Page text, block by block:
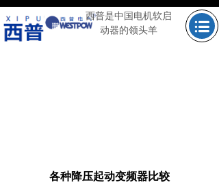
西普是中国电机软启
动器的领头羊
各种降压起动变频器比较